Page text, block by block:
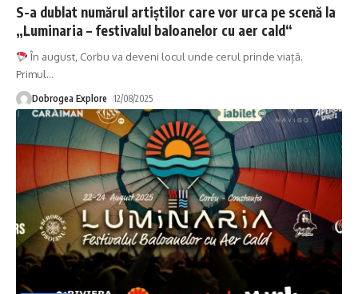
S-a dublat numărul artiștilor care vor urca pe scenă la
„Luminaria – festivalul baloanelor cu aer cald“
În august, Corbu va deveni locul unde cerul prinde viață.
Primul…
Dobrogea Explore 12/08/2025